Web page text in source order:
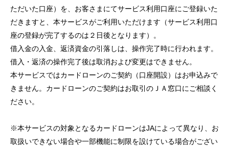
使い方
ただいた口座）を、お客さまにてサービス利用口座にご登録いた
だきますと、本サービスがご利用いただけます（サービス利用口
座の登録が完了するのは２日後となります）。
借入金の入金、返済資金の引落しは、操作完了時に行われます。
借入・返済の操作完了後は取消および変更はできません。
本サービスではカードローンのご契約（口座開設）はお申込みで
きません。カードローンのご契約はお取引のＪＡ窓口にご相談く
ださい。
※本サービスの対象となるカードローンはJAによって異なり、お
取扱いできない場合や一部機能に制限を設けている場合がござい